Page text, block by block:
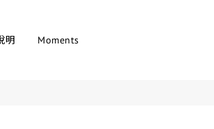
明 Moments